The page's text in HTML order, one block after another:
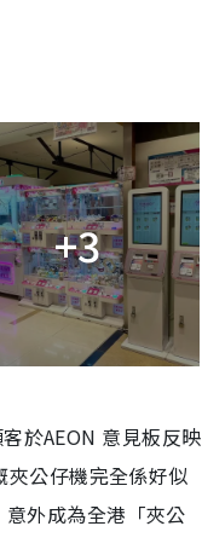
+3
於AEON 意見板反映
夾公仔機完全係好似
外成為全港「夾公